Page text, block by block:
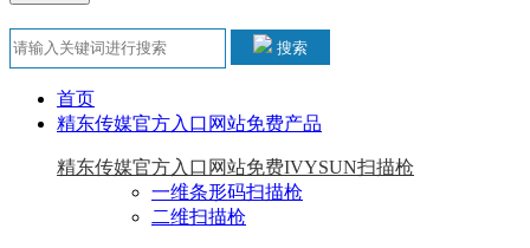
搜索
首页
精东传媒官方入口网站免费产品
精东传媒官方入口网站免费IVYSUN扫描枪
一维条形码扫描枪
二维扫描枪